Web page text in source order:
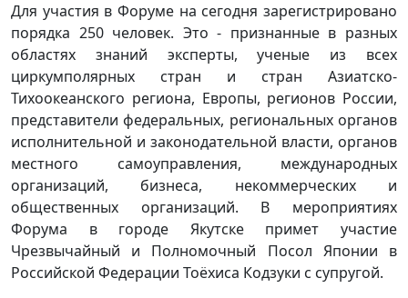
Для участия в Форуме на сегодня зарегистрировано
порядка 250 человек. Это - признанные в разных
областях знаний эксперты, ученые из всех
циркумполярных стран и стран Азиатско-
Тихоокеанского региона, Европы, регионов России,
представители федеральных, региональных органов
исполнительной и законодательной власти, органов
местного самоуправления, международных
организаций, бизнеса, некоммерческих и
общественных организаций. В мероприятиях
Форума в городе Якутске примет участие
Чрезвычайный и Полномочный Посол Японии в
Российской Федерации Тоёхиса Кодзуки с супругой.